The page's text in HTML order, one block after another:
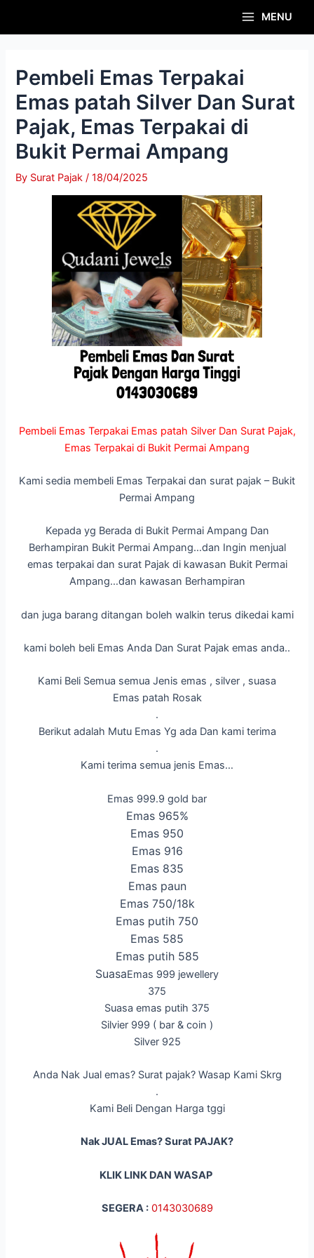
MainMENU
Pembeli Emas Terpakai
Emas patah Silver Dan Surat
Pajak, Emas Terpakai di
Bukit Permai Ampang
By Surat Pajak/18/04/2025
Pembeli Emas Terpakai Emas patah Silver Dan Surat Pajak,
Emas Terpakai di Bukit Permai Ampang
Kami sedia membeli Emas Terpakai dan surat pajak – Bukit
Permai Ampang
Kepada yg Berada di Bukit Permai Ampang Dan
Berhampiran Bukit Permai Ampang…dan Ingin menjual
emas terpakai dan surat Pajak di kawasan Bukit Permai
Ampang…dan kawasan Berhampiran
dan juga barang ditangan boleh walkin terus dikedai kami
kami boleh beli Emas Anda Dan Surat Pajak emas anda..
Kami Beli Semua semua Jenis emas , silver , suasa
Emas patah Rosak
.
Berikut adalah Mutu Emas Yg ada Dan kami terima
.
Kami terima semua jenis Emas…
Emas 999.9 gold bar
Emas 965%
Emas 950
Emas 916
Emas 835
Emas paun
Emas 750/18k
Emas putih 750
Emas 585
Emas putih 585
SuasaEmas 999 jewellery
375
Suasa emas putih 375
Silvier 999 ( bar & coin )
Silver 925
Anda Nak Jual emas? Surat pajak? Wasap Kami Skrg
.
Kami Beli Dengan Harga tggi
Nak JUAL Emas? Surat PAJAK?
KLIK LINK DAN WASAP
SEGERA : 0143030689